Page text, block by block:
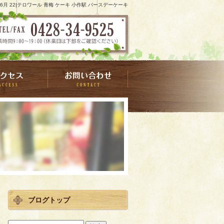
月 22|テロワール 青梅 ケーキ 小作駅 バースデーケーキ
ブログトップ